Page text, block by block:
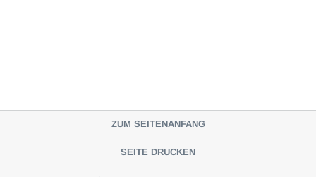
ZUM SEITENANFANG
SEITE DRUCKEN